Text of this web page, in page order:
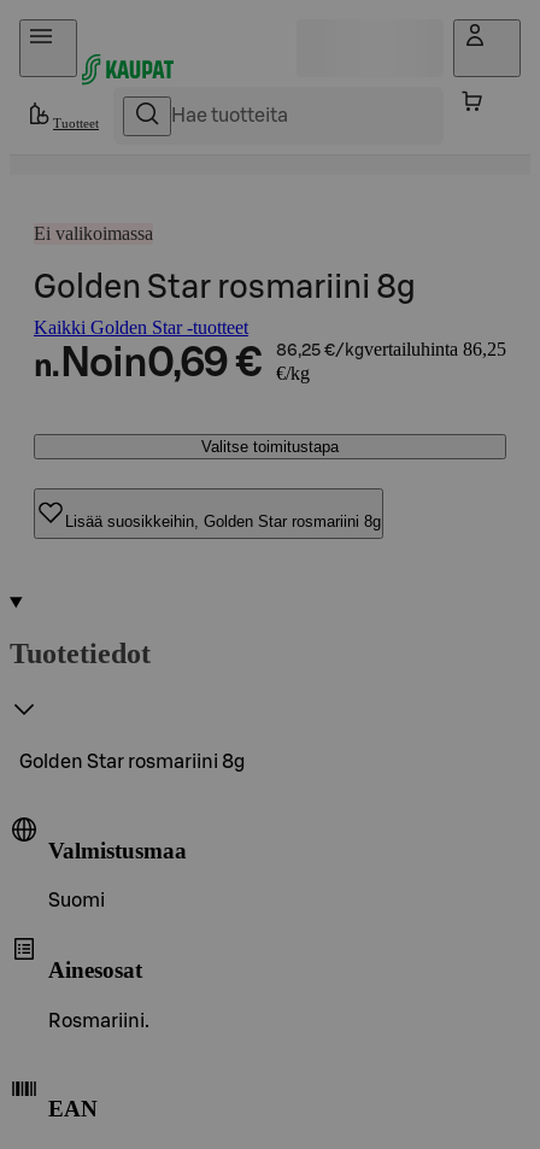
Hyppää sisältöön
Tuotteet
Ei valikoimassa
Golden Star rosmariini 8g
Kaikki Golden Star -tuotteet
n. Noin0,69 € 86,25 €/kgvertailuhinta 86,25
€/kg
Valitse toimitustapa
Lisää suosikkeihin, Golden Star rosmariini 8g
Tuotetiedot
Golden Star rosmariini 8g
Valmistusmaa
Suomi
Ainesosat
Rosmariini.
EAN